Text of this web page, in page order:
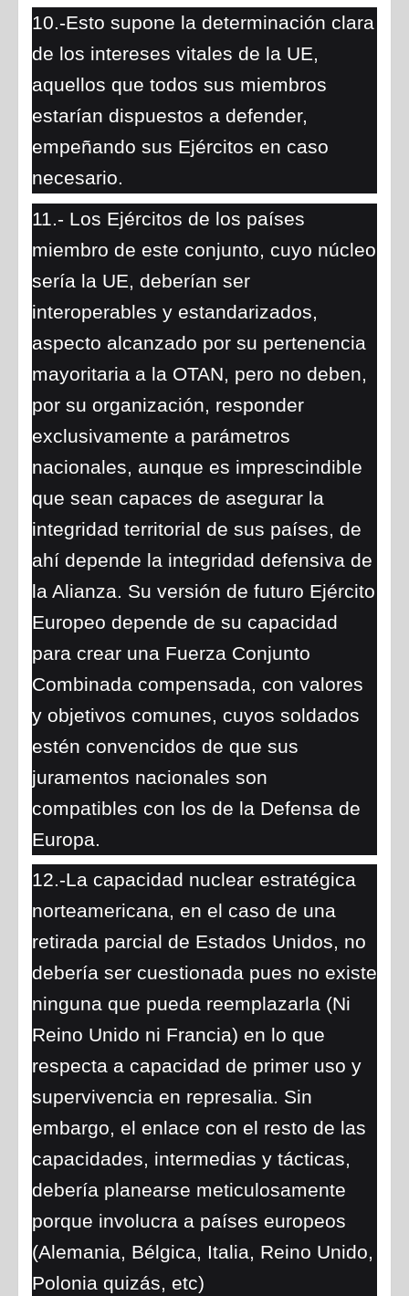
10.-Esto supone la determinación clara
de los intereses vitales de la UE,
aquellos que todos sus miembros
estarían dispuestos a defender,
empeñando sus Ejércitos en caso
necesario.
11.- Los Ejércitos de los países
miembro de este conjunto, cuyo núcleo
sería la UE, deberían ser
interoperables y estandarizados,
aspecto alcanzado por su pertenencia
mayoritaria a la OTAN, pero no deben,
por su organización, responder
exclusivamente a parámetros
nacionales, aunque es imprescindible
que sean capaces de asegurar la
integridad territorial de sus países, de
ahí depende la integridad defensiva de
la Alianza. Su versión de futuro Ejército
Europeo depende de su capacidad
para crear una Fuerza Conjunto
Combinada compensada, con valores
y objetivos comunes, cuyos soldados
estén convencidos de que sus
juramentos nacionales son
compatibles con los de la Defensa de
Europa.
12.-La capacidad nuclear estratégica
norteamericana, en el caso de una
retirada parcial de Estados Unidos, no
debería ser cuestionada pues no existe
ninguna que pueda reemplazarla (Ni
Reino Unido ni Francia) en lo que
respecta a capacidad de primer uso y
supervivencia en represalia. Sin
embargo, el enlace con el resto de las
capacidades, intermedias y tácticas,
debería planearse meticulosamente
porque involucra a países europeos
(Alemania, Bélgica, Italia, Reino Unido,
Polonia quizás, etc)